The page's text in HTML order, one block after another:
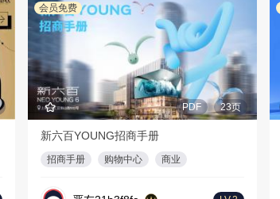
会员免费
PDF 23页
新六百YOUNG招商手册
招商手册 购物中心 商业